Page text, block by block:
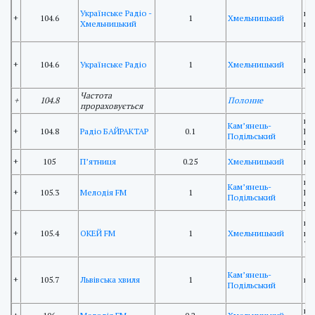
+ 104.6
Українське Радіо -
Хмельницький
1 Хмельницький
+ 104.6 Українське Радіо 1 Хмельницький
+ 104.8
Частота
прораховується
Полонне
+ 104.8 Радіо БАЙРАКТАР 0.1
Кам’янець-
Подільський
+
105 П’ятниця 0.25 Хмельницький
+ 105.3 Мелодія FM 1
Кам’янець-
Подільський
+ 105.4 ОКЕЙ FM 1 Хмельницький
+ 105.7 Львівська хвиля 1
Кам’янець-
Подільський